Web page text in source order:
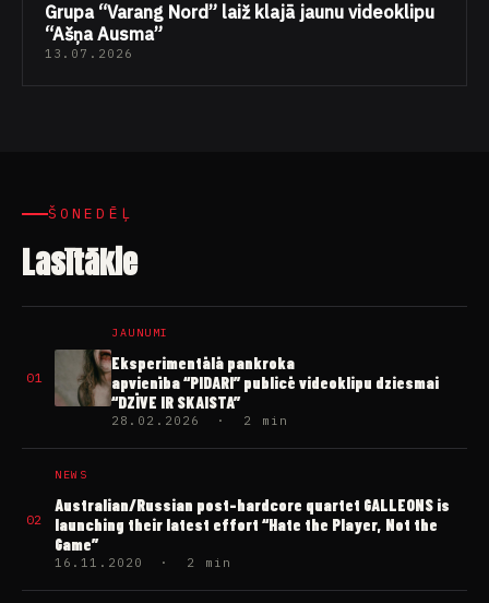
Grupa “Varang Nord” laiž klajā jaunu videoklipu
“Ašņa Ausma”
13.07.2026
ŠONEDĒĻ
Lasītākie
01
JAUNUMI
Eksperimentālā pankroka
apvienība “PIDARI” publicē videoklipu dziesmai
“DZĪVE IR SKAISTA”
28.02.2026 · 2 min
02
NEWS
Australian/Russian post-hardcore quartet GALLEONS is
launching their latest effort “Hate the Player, Not the
Game”
16.11.2020 · 2 min